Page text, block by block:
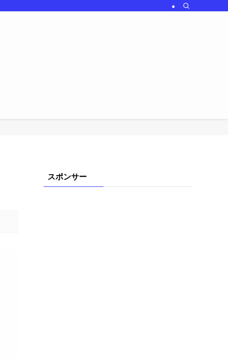
スポンサー